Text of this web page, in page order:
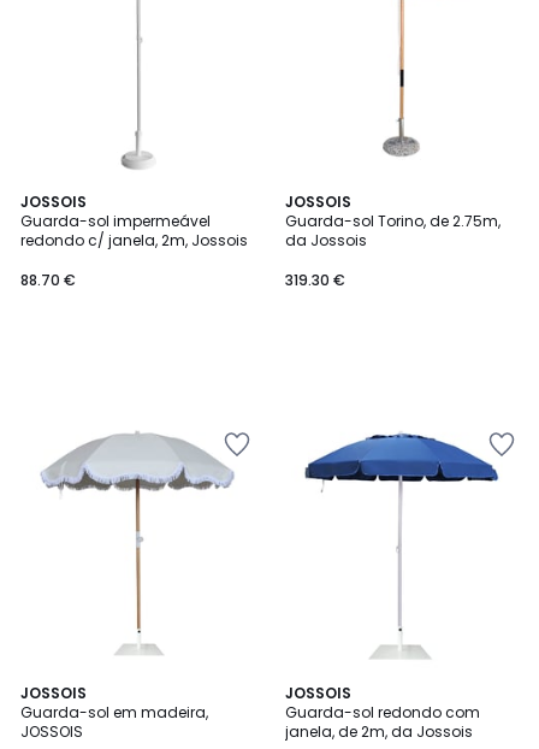
JOSSOIS
Guarda-sol impermeável
redondo c/ janela, 2m, Jossois
88.70 €
JOSSOIS
Guarda-sol Torino, de 2.75m,
da Jossois
319.30 €
JOSSOIS
Guarda-sol em madeira,
JOSSOIS
JOSSOIS
Guarda-sol redondo com
janela, de 2m, da Jossois
2
Cores